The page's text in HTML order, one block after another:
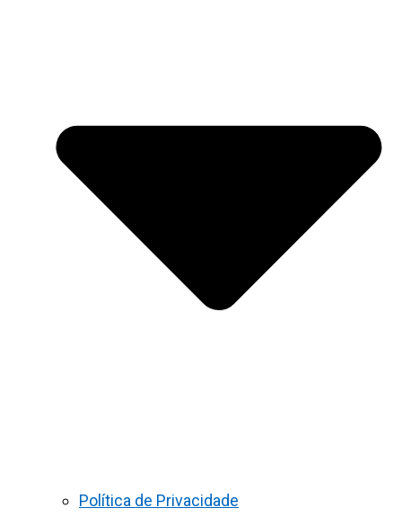
Política de Privacidade